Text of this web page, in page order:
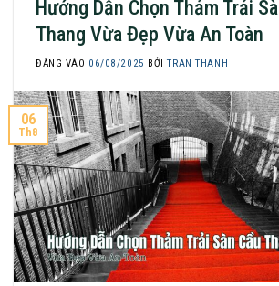
Hướng Dẫn Chọn Thảm Trải
Thang Vừa Đẹp Vừa An Toàn
ĐĂNG VÀO 06/08/2025 BỞITRAN THANH
06
Th8